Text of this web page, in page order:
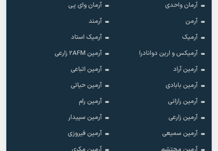
آرمان واحدی
آرمان وای پی
آرمن
آرمند
آرمیک
آرمیک استاد
آرمیکس و ارین دوانادرا
آرمین 2AFM زارعی
آرمین آراد
آرمین اتباعی
آرمین بابادی
آرمین حیاتی
آرمین رازانی
آرمین رام
آرمین زارعی
آرمین سپیدار
آرمین سمیعی
آرمین فیروزی